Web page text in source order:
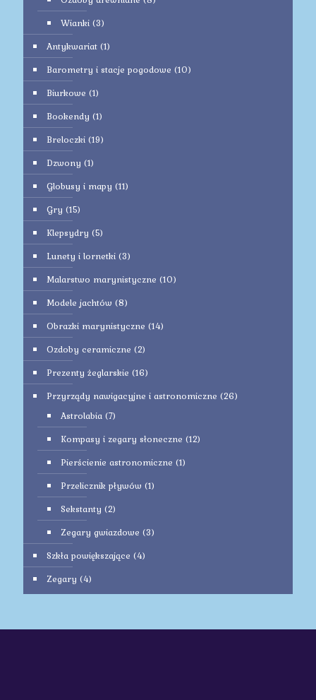
Wianki (3)
Antykwariat (1)
Barometry i stacje pogodowe (10)
Biurkowe (1)
Bookendy (1)
Breloczki (19)
Dzwony (1)
Globusy i mapy (11)
Gry (15)
Klepsydry (5)
Lunety i lornetki (3)
Malarstwo marynistyczne (10)
Modele jachtów (8)
Obrazki marynistyczne (14)
Ozdoby ceramiczne (2)
Prezenty żeglarskie (16)
Przyrządy nawigacyjne i astronomiczne (26)
Astrolabia (7)
Kompasy i zegary słoneczne (12)
Pierścienie astronomiczne (1)
Przelicznik pływów (1)
Sekstanty (2)
Zegary gwiazdowe (3)
Szkła powiększające (4)
Zegary (4)